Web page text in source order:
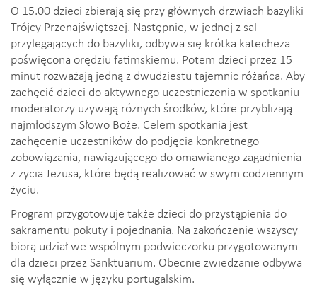
O 15.00 dzieci zbierają się przy głównych drzwiach bazyliki
Trójcy Przenajświętszej. Następnie, w jednej z sal
przylegających do bazyliki, odbywa się krótka katecheza
poświęcona orędziu fatimskiemu. Potem dzieci przez 15
minut rozważają jedną z dwudziestu tajemnic różańca. Aby
zachęcić dzieci do aktywnego uczestniczenia w spotkaniu
moderatorzy używają różnych środków, które przybliżają
najmłodszym Słowo Boże. Celem spotkania jest
zachęcenie uczestników do podjęcia konkretnego
zobowiązania, nawiązującego do omawianego zagadnienia
z życia Jezusa, które będą realizować w swym codziennym
życiu.
Program przygotowuje także dzieci do przystąpienia do
sakramentu pokuty i pojednania. Na zakończenie wszyscy
biorą udział we wspólnym podwieczorku przygotowanym
dla dzieci przez Sanktuarium. Obecnie zwiedzanie odbywa
się wyłącznie w języku portugalskim.